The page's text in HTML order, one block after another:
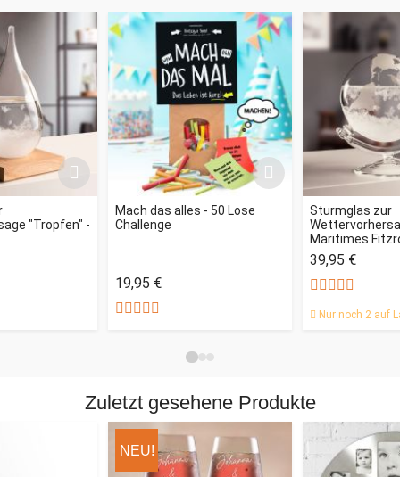
"Tropfen" -
Mach das alles - 50 Lose
Challenge
19,95 €
Sturmglas zur
Maritimes
39,95 €
Nur noch 2 auf
Zuletzt gesehene Produkte
NEU!